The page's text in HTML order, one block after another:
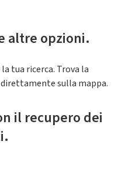
altre opzioni.
tua ricerca. Trova la
sulla mappa.
il recupero dei